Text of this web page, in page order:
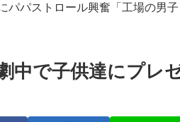
【画像】まんがタイムき
【速報】「キングダム」
望の戦場でとんでもない策
パパストロール興奮「工場の男
中で子供達にプレ